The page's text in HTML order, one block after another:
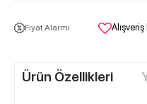
Fiyat Alarmı
Ürün Özellikleri